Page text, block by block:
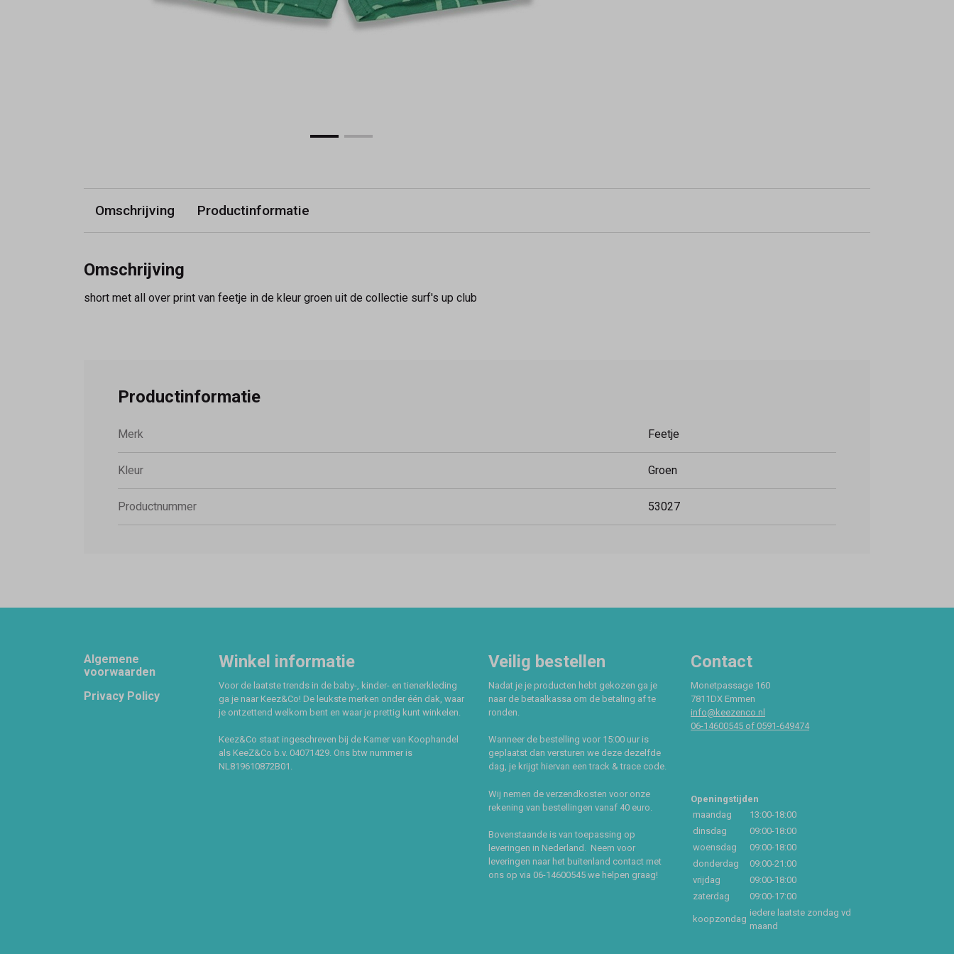
Omschrijving Productinformatie
Omschrijving
short met all over print van feetje in de kleur groen uit de collectie surf's up club
Productinformatie
Merk Feetje
Kleur Groen
Productnummer 53027
Footer
Algemene
voorwaarden
Privacy Policy
Winkel informatie
Voor de laatste trends in de baby-, kinder- en tienerkleding
ga je naar Keez&Co! De leukste merken onder één dak, waar
je ontzettend welkom bent en waar je prettig kunt winkelen.
Keez&Co staat ingeschreven bij de Kamer van Koophandel
als KeeZ&Co b.v. 04071429. Ons btw nummer is
NL819610872B01.
Veilig bestellen
Nadat je je producten hebt gekozen ga je
naar de betaalkassa om de betaling af te
ronden.
Wanneer de bestelling voor 15:00 uur is
geplaatst dan versturen we deze dezelfde
dag, je krijgt hiervan een track & trace code.
Wij nemen de verzendkosten voor onze
rekening van bestellingen vanaf 40 euro.
Bovenstaande is van toepassing op
leveringen in Nederland. Neem voor
leveringen naar het buitenland contact met
ons op via 06-14600545 we helpen graag!
Contact
Monetpassage 160
7811DX Emmen
info@keezenco.nl
06-14600545 of 0591-649474
Openingstijden
maandag
13:00-18:00
dinsdag
09:00-18:00
woensdag
09:00-18:00
donderdag
09:00-21:00
vrijdag
09:00-18:00
zaterdag
09:00-17:00
koopzondag
iedere laatste zondag vd
maand